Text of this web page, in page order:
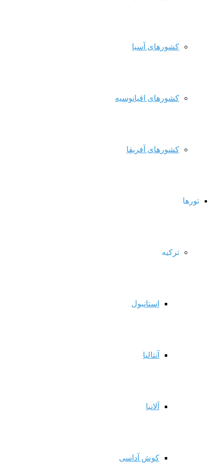
کشورهای آسیا
کشورهای اقیانوسیه
کشورهای آفریقا
تورها
ترکیه
استانبول
آنتالیا
آلانیا
کوش آداسی